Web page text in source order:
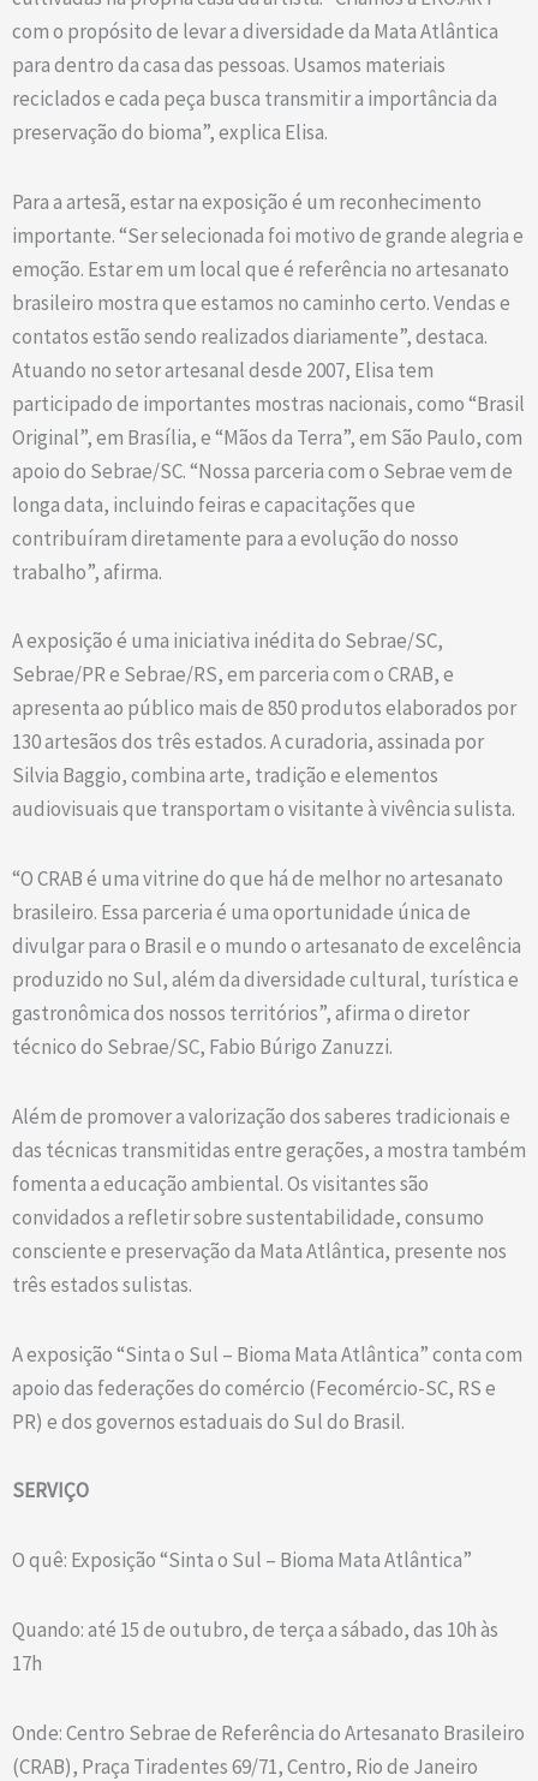
com o propósito de levar a diversidade da Mata Atlântica
para dentro da casa das pessoas. Usamos materiais
reciclados e cada peça busca transmitir a importância da
preservação do bioma”, explica Elisa.
Para a artesã, estar na exposição é um reconhecimento
importante. “Ser selecionada foi motivo de grande alegria e
emoção. Estar em um local que é referência no artesanato
brasileiro mostra que estamos no caminho certo. Vendas e
contatos estão sendo realizados diariamente”, destaca.
Atuando no setor artesanal desde 2007, Elisa tem
participado de importantes mostras nacionais, como “Brasil
Original”, em Brasília, e “Mãos da Terra”, em São Paulo, com
apoio do Sebrae/SC. “Nossa parceria com o Sebrae vem de
longa data, incluindo feiras e capacitações que
contribuíram diretamente para a evolução do nosso
trabalho”, afirma.
A exposição é uma iniciativa inédita do Sebrae/SC,
Sebrae/PR e Sebrae/RS, em parceria com o CRAB, e
apresenta ao público mais de 850 produtos elaborados por
130 artesãos dos três estados. A curadoria, assinada por
Silvia Baggio, combina arte, tradição e elementos
audiovisuais que transportam o visitante à vivência sulista.
“O CRAB é uma vitrine do que há de melhor no artesanato
brasileiro. Essa parceria é uma oportunidade única de
divulgar para o Brasil e o mundo o artesanato de excelência
produzido no Sul, além da diversidade cultural, turística e
gastronômica dos nossos territórios”, afirma o diretor
técnico do Sebrae/SC, Fabio Búrigo Zanuzzi.
Além de promover a valorização dos saberes tradicionais e
das técnicas transmitidas entre gerações, a mostra também
fomenta a educação ambiental. Os visitantes são
convidados a refletir sobre sustentabilidade, consumo
consciente e preservação da Mata Atlântica, presente nos
três estados sulistas.
A exposição “Sinta o Sul – Bioma Mata Atlântica” conta com
apoio das federações do comércio (Fecomércio-SC, RS e
PR) e dos governos estaduais do Sul do Brasil.
SERVIÇO
O quê: Exposição “Sinta o Sul – Bioma Mata Atlântica”
Quando: até 15 de outubro, de terça a sábado, das 10h às
17h
Onde: Centro Sebrae de Referência do Artesanato Brasileiro
(CRAB), Praça Tiradentes 69/71, Centro, Rio de Janeiro